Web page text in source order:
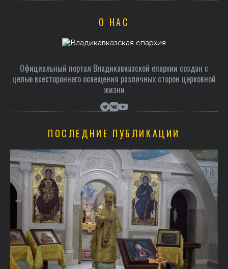
О НАС
Официальный портал Владикавказской епархии создан c
целью всестороннего освещения различных сторон церковной
жизни
ПОСЛЕДНИЕ ПУБЛИКАЦИИ